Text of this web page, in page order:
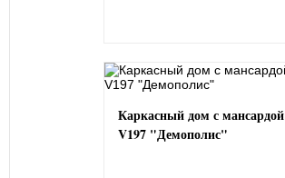
Каркасный дом с мансардой
V197 "Демополис"